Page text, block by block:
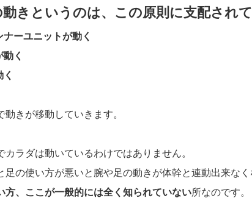
きというのは、この原則に支配され
ナーユニットが動く
く
動きが移動していきます。
カラダは動いているわけではありません。
足の使い方が悪いと腕や足の動きが体幹と連動出来なく
方、ここが一般的には全く知られていない所なのです。